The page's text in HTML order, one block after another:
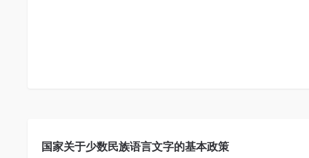
国家关于少数民族语言文字的基本政策